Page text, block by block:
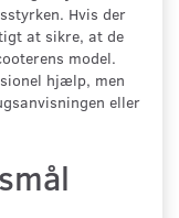
Hvis der
at sikre, at de
model.
hjælp, men
eller